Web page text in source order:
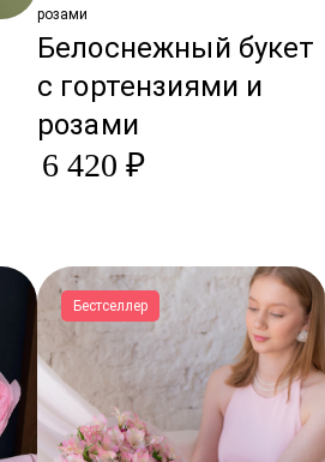
розами
Белоснежный букет
с гортензиями и
розами
6 420 ₽
Бестселлер